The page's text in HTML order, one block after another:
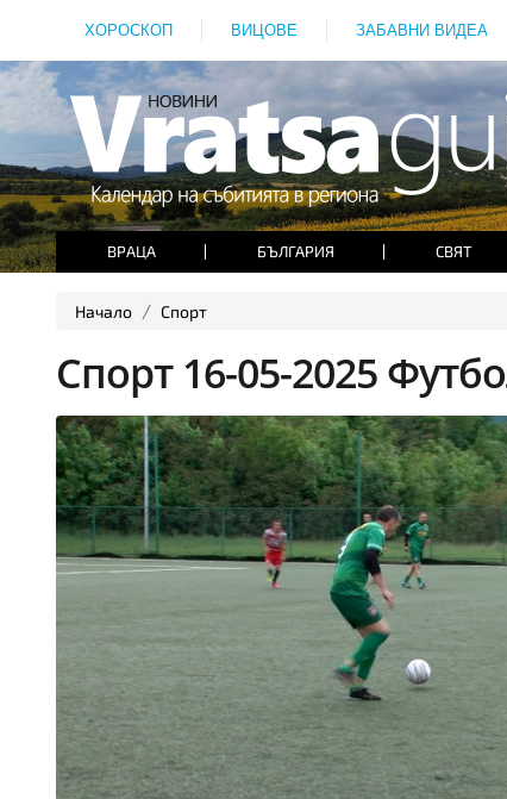
ХОРОСКОП ВИЦОВЕ ЗАБАВНИ ВИДЕА
ВРАЦА БЪЛГАРИЯ СВЯТ
Начало Спорт
Спорт 16-05-2025